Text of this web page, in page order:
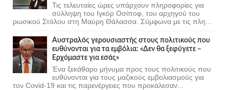
Τις τελευταίες ώρες υπάρχουν πληροφορίες για
σύλληψη του Ιγκόρ Οσίποφ, του αρχηγού του
ρωσικού Στόλου στη Μαύρη Θάλασσα. Σύμφωνα με τις πλη...
Αυστραλός γερουσιαστής στους πολιτικούς που
ευθύνονται για τα εμβόλια: «Δεν θα ξεφύγετε –
Ερχόμαστε για εσάς»
Ένα ξεκάθαρο μήνυμα προς τους πολιτικούς που
ευθύνονται για τους μαζικούς εμβολιασμούς για
τον Covid-19 και τις παρενέργειες που προκάλεσαν...